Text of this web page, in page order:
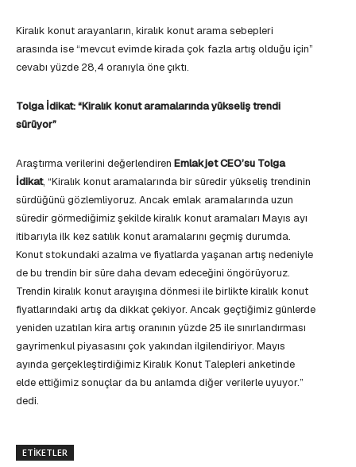
Kiralık konut arayanların, kiralık konut arama sebepleri
arasında ise “mevcut evimde kirada çok fazla artış olduğu için”
cevabı yüzde 28,4 oranıyla öne çıktı.
Tolga İdikat: “Kiralık konut aramalarında yükseliş trendi
sürüyor”
Araştırma verilerini değerlendiren Emlakjet CEO’su Tolga
İdikat, “Kiralık konut aramalarında bir süredir yükseliş trendinin
sürdüğünü gözlemliyoruz. Ancak emlak aramalarında uzun
süredir görmediğimiz şekilde kiralık konut aramaları Mayıs ayı
itibarıyla ilk kez satılık konut aramalarını geçmiş durumda.
Konut stokundaki azalma ve fiyatlarda yaşanan artış nedeniyle
de bu trendin bir süre daha devam edeceğini öngörüyoruz.
Trendin kiralık konut arayışına dönmesi ile birlikte kiralık konut
fiyatlarındaki artış da dikkat çekiyor. Ancak geçtiğimiz günlerde
yeniden uzatılan kira artış oranının yüzde 25 ile sınırlandırması
gayrimenkul piyasasını çok yakından ilgilendiriyor. Mayıs
ayında gerçekleştirdiğimiz Kiralık Konut Talepleri anketinde
elde ettiğimiz sonuçlar da bu anlamda diğer verilerle uyuyor.”
dedi.
ETIKETLER